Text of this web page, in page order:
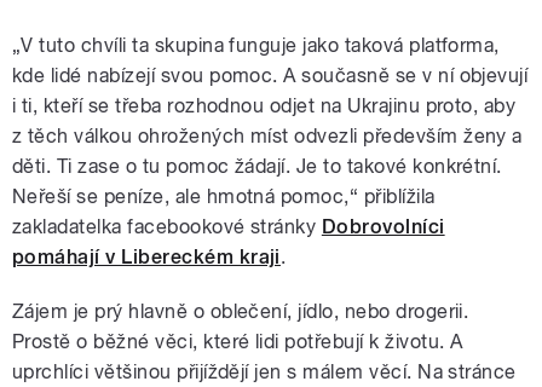
„V tuto chvíli ta skupina funguje jako taková platforma,
kde lidé nabízejí svou pomoc. A současně se v ní objevují
i ti, kteří se třeba rozhodnou odjet na Ukrajinu proto, aby
z těch válkou ohrožených míst odvezli především ženy a
děti. Ti zase o tu pomoc žádají. Je to takové konkrétní.
Neřeší se peníze, ale hmotná pomoc,“ přiblížila
zakladatelka facebookové stránky Dobrovolníci
pomáhají v Libereckém kraji.
Zájem je prý hlavně o oblečení, jídlo, nebo drogerii.
Prostě o běžné věci, které lidi potřebují k životu. A
uprchlíci většinou přijíždějí jen s málem věcí. Na stránce